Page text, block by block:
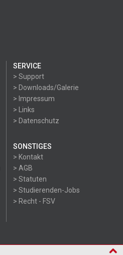
SERVICE
> Support
> Downloads/Galerie
> Impressum
> Links
> Datenschutz
SONSTIGES
> Kontakt
> AGB
> Statuten
> Studierenden-Jobs
> Recht - FSV